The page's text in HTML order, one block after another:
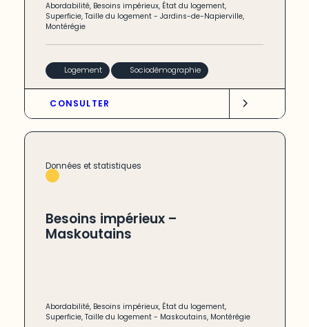
Abordabilité, Besoins impérieux, État du logement,
Superficie,Taille du logement -Jardins-de-Napierville,
Montérégie
Logement Sociodémographie
CONSULTER
Données et statistiques
Besoins impérieux –
Maskoutains
Abordabilité, Besoins impérieux, État du logement,
Superficie,Taille du logement - Maskoutains, Montérégie